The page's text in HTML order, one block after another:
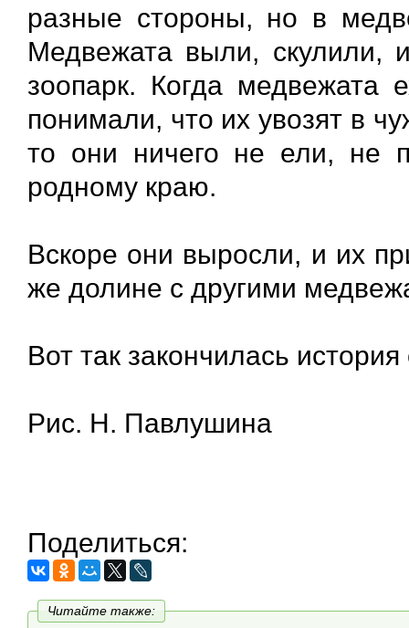
разные стороны, но в
Медвежата выли, скулили,
зоопарк. Когда медвежата
понимали, что их увозят в
то они ничего не ели, не
родному краю.
Вскоре они выросли, и их
же долине с другими
Вот так закончилась
Рис. Н. Павлушина
Поделиться:
Читайте также: